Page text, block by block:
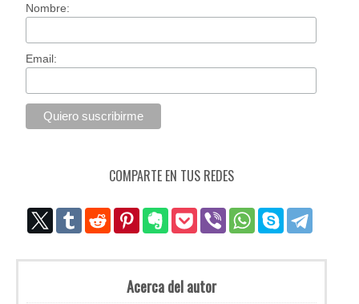
Nombre:
Email:
COMPARTE EN TUS REDES
Acerca del autor